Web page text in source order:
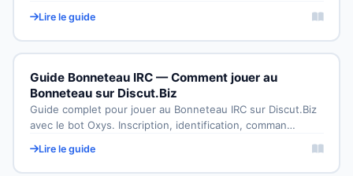
Lire le guide
Guide Bonneteau IRC — Comment jouer au
Bonneteau sur Discut.Biz
Guide complet pour jouer au Bonneteau IRC sur Discut.Biz
avec le bot Oxys. Inscription, identification, comman…
Lire le guide